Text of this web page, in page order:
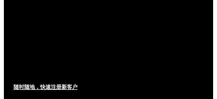
随时随地，快速注册新客户